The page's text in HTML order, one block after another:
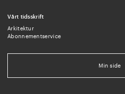
Vårt tidsskrift
Arkitektur
Abonnementservice
Min side